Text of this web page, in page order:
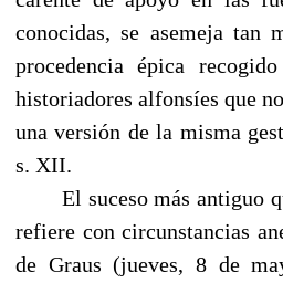
conocidas, se asemeja tan
procedencia épica
historiadores alfonsíes que
una versión de la misma
s. XII.
El suceso más antiguo
refiere con circunstancias
de Graus (jueves, 8 de